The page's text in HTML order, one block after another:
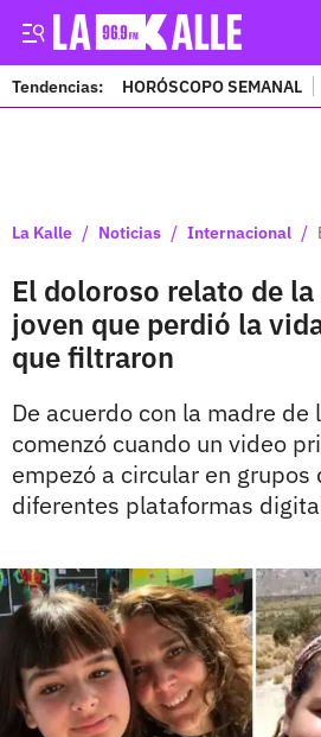
Tendencias: HORÓSCOPO SEMANAL
La Kalle / Noticias / Internacional /
El doloroso relato de
joven que perdió la
que filtraron
De acuerdo con la madre de
comenzó cuando un video
empezó a circular en grupos
diferentes plataformas